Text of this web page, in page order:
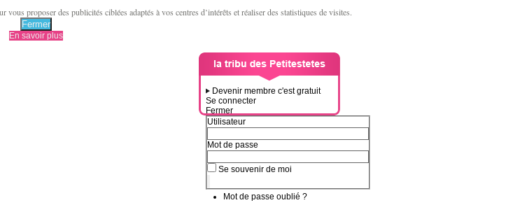
proposer des publicités ciblées adaptés à vos centres d’intérêts et réaliser des statistiques de visites.
Fermer
En savoir plus
Devenir membre c'est gratuit
Se connecter
Fermer
Utilisateur
Mot de passe
Se souvenir de moi
Mot de passe oublié ?